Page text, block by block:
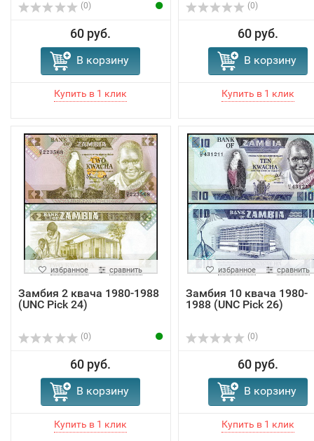
(0)
60 руб.
В корзину
(0)
60 руб.
В корзину
избранное сравнить
Замбия 2 квача 1980-1988
(UNC Pick 24)
(0)
60 руб.
В корзину
избранное сравнить
Замбия 10 квача 1980-
1988 (UNC Pick 26)
(0)
60 руб.
В корзину